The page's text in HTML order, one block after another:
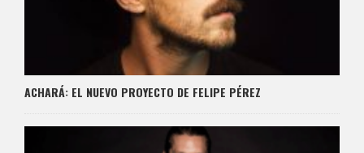
ACHARÁ: EL NUEVO PROYECTO DE FELIPE PÉREZ